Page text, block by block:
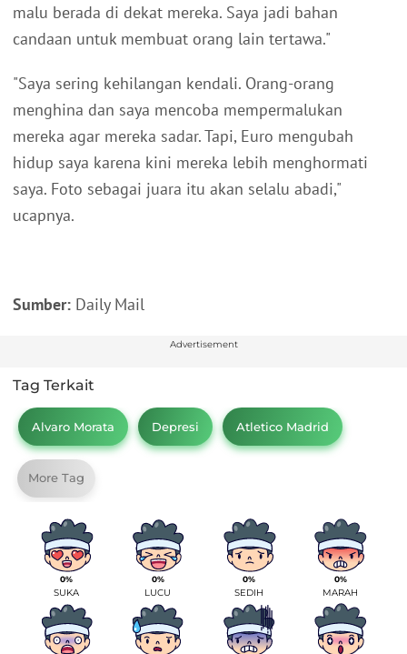
malu berada di dekat mereka. Saya jadi bahan
candaan untuk membuat orang lain tertawa."
"Saya sering kehilangan kendali. Orang-orang
menghina dan saya mencoba mempermalukan
mereka agar mereka sadar. Tapi, Euro mengubah
hidup saya karena kini mereka lebih menghormati
saya. Foto sebagai juara itu akan selalu abadi,"
ucapnya.
Sumber: Daily Mail
Advertisement
Tag Terkait
Alvaro Morata Depresi Atletico Madrid
More Tag
0%
SUKA
0%
LUCU
0%
SEDIH
0%
MARAH